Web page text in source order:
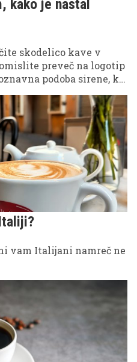
kako je nastal
skodelico kave v
preveč na logotip
podoba sirene, ki
zgodbo, kot bi
vam Italijani namreč ne